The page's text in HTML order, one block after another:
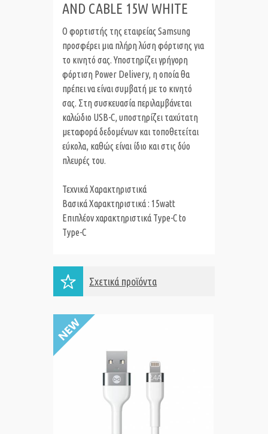
AND CABLE 15W WHITE
Ο φορτιστής της εταιρείας Samsung
προσφέρει μια πλήρη λύση φόρτισης για
το κινητό σας. Υποστηρίζει γρήγορη
φόρτιση Power Delivery, η οποία θα
πρέπει να είναι συμβατή με το κινητό
σας. Στη συσκευασία περιλαμβάνεται
καλώδιο USB-C, υποστηρίζει ταχύτατη
μεταφορά δεδομένων και τοποθετείται
εύκολα, καθώς είναι ίδιο και στις δύο
πλευρές του.
Τεχνικά Χαρακτηριστικά
Βασικά Χαρακτηριστικά : 15watt
Επιπλέον χαρακτηριστικά Type-C to
Type-C
Σχετικά προϊόντα